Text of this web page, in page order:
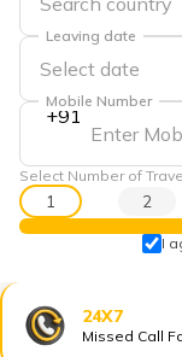
Leaving date
+91
Mobile Number
Select Number of
1 2
I
24X7
Missed Call